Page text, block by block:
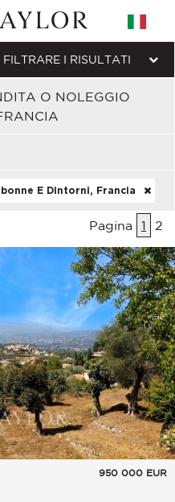
O NOLEGGIO
FILTRARE I RISULTATI
E Dintorni, Francia
Pagina 1 2
950 000 EUR